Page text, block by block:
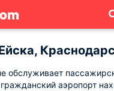
обслуживает
аэропорт